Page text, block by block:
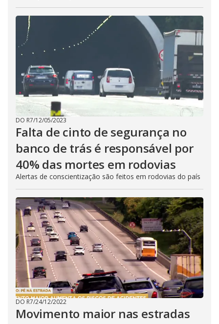
DO R7/12/05/2023
Falta de cinto de segurança no
banco de trás é responsável por
40% das mortes em rodovias
Alertas de conscientização são feitos em rodovias do país
DO R7/24/12/2022
Movimento maior nas estradas